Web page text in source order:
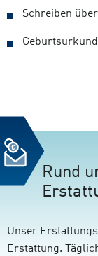
Schreiben
Rund
Unser
Erstattung.